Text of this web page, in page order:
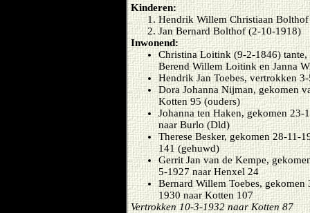
Kinderen:
Hendrik Willem Christiaan
Jan Bernard Bolthof (2-10-1918)
Inwonend:
Christina Loitink (9-2-1846)
Berend Willem Loitink en Janna
Hendrik Jan Toebes, vertrokken
Dora Johanna Nijman, gekomen
Kotten 95 (ouders)
Johanna ten Haken, gekomen
naar Burlo (Dld)
Therese Besker, gekomen 28-11-
141 (gehuwd)
Gerrit Jan van de Kempe,
5-1927 naar Henxel 24
Bernard Willem Toebes,
1930 naar Kotten 107
Vertrokken 10-3-1932 naar Kotten 87